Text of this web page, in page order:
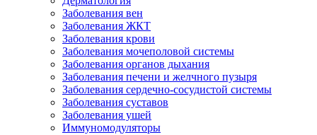
Заболевания вен
Заболевания ЖКТ
Заболевания крови
Заболевания мочеполовой системы
Заболевания органов дыхания
Заболевания печени и желчного пузыря
Заболевания сердечно-сосудистой системы
Заболевания суставов
Заболевания ушей
Иммуномодуляторы